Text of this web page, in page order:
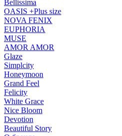
Bellissima
OASIS +Plus size
NOVA FENIX
EUPHORIA
MUSE
AMOR AMOR
Glaze
Simplcity
Honeymoon
Grand Feel
Felicity
White Grace
Nice Bloom
Devotion
Beautiful Story